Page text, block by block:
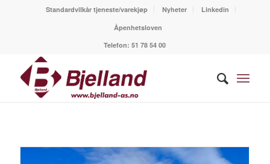
Standardvilkår tjeneste/varekjøp Nyheter
Linkedin
Åpenhetsloven
Telefon:51 78 54 00